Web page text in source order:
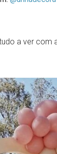
a ver com